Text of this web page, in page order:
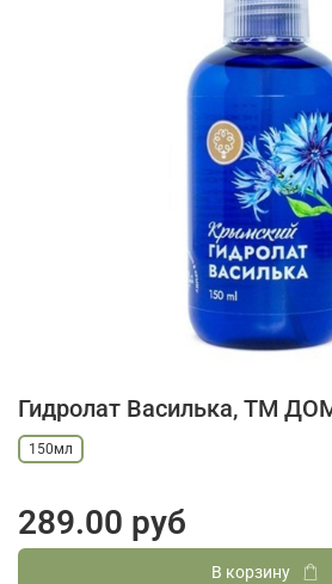
Гидролат Василька, ТМ
150мл
289.00 руб
В корзину